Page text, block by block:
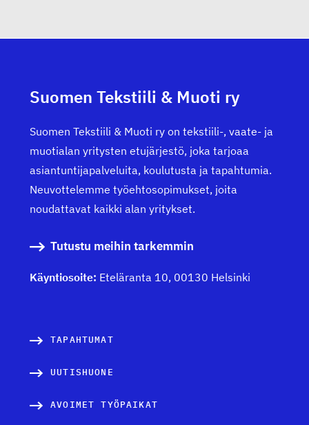
Suomen Tekstiili & Muoti ry
Suomen Tekstiili & Muoti ry on tekstiili-, vaate- ja
muotialan yritysten etujärjestö, joka tarjoaa
asiantuntijapalveluita, koulutusta ja tapahtumia.
Neuvottelemme työehtosopimukset, joita
noudattavat kaikki alan yritykset.
Tutustu meihin tarkemmin
Käyntiosoite: Eteläranta 10, 00130 Helsinki
TAPAHTUMAT
UUTISHUONE
AVOIMET TYÖPAIKAT